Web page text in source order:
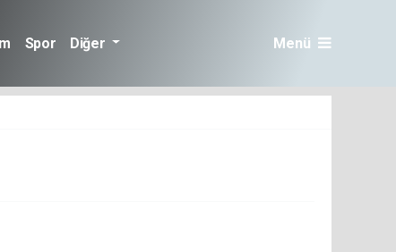
Spor Diğer Menü